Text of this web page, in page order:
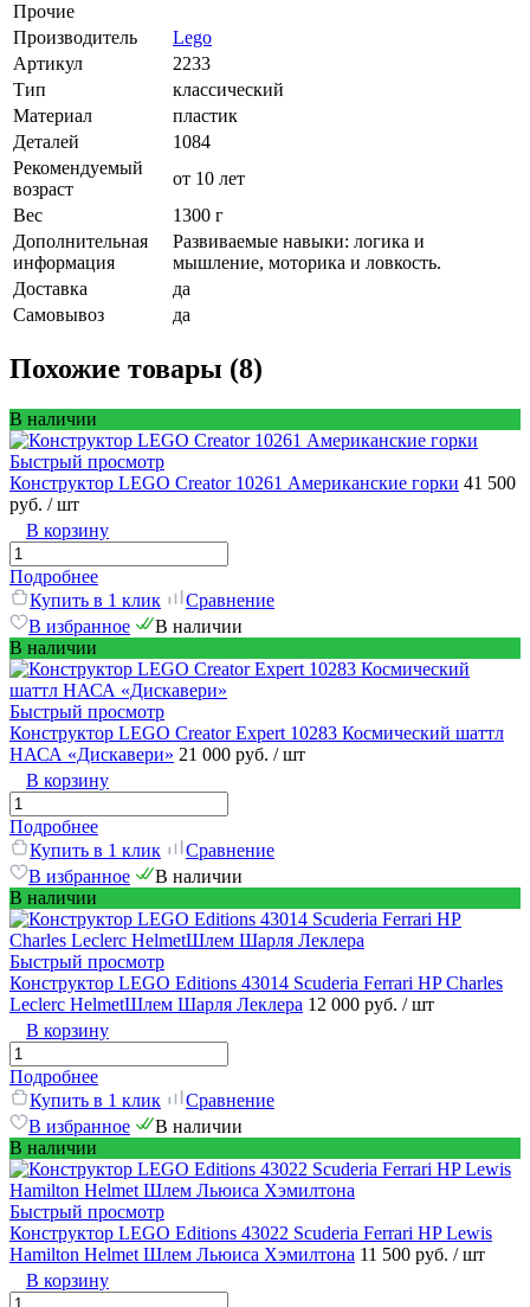
Прочие
Производитель
Lego
Артикул
2233
Тип
классический
Материал
пластик
Деталей
1084
Рекомендуемый
возраст
от 10 лет
Вес
1300 г
Дополнительная
информация
Развиваемые навыки: логика и
мышление, моторика и ловкость.
Доставка
да
Самовывоз
да
Похожие товары (8)
В наличии
Быстрый просмотр
Конструктор LEGO Creator 10261 Американские горки 41 500
руб. / шт
В корзину
Подробнее
Купить в 1 клик
Сравнение
В избранное
В наличии
В наличии
Быстрый просмотр
Конструктор LEGO Creator Expert 10283 Космический шаттл
НАСА «Дискавери» 21 000 руб. / шт
В корзину
Подробнее
Купить в 1 клик
Сравнение
В избранное
В наличии
В наличии
Быстрый просмотр
Конструктор LEGO Editions 43014 Scuderia Ferrari HP Charles
Leclerc HelmetШлем Шарля Леклера 12 000 руб. / шт
В корзину
Подробнее
Купить в 1 клик
Сравнение
В избранное
В наличии
В наличии
Быстрый просмотр
Конструктор LEGO Editions 43022 Scuderia Ferrari HP Lewis
Hamilton Helmet Шлем Льюиса Хэмилтона 11 500 руб. / шт
В корзину